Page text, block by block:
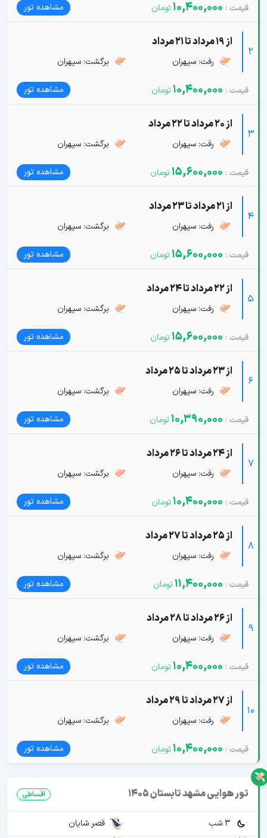
10,400,000 مشاهده تور
2
از 19 مرداد تا 21 مرداد
رفت: سپهران برگشت: سپهران
10,400,000 مشاهده تور
3
از 20 مرداد تا 22 مرداد
رفت: سپهران برگشت: سپهران
15,600,000 مشاهده تور
4
از 21 مرداد تا 23 مرداد
رفت: سپهران برگشت: سپهران
15,600,000 مشاهده تور
5
از 22 مرداد تا 24 مرداد
رفت: سپهران برگشت: سپهران
15,600,000 مشاهده تور
6
از 23 مرداد تا 25 مرداد
رفت: سپهران برگشت: سپهران
10,390,000 مشاهده تور
7
از 24 مرداد تا 26 مرداد
رفت: سپهران برگشت: سپهران
10,400,000 مشاهده تور
8
از 25 مرداد تا 27 مرداد
رفت: سپهران برگشت: سپهران
11,400,000 مشاهده تور
9
از 26 مرداد تا 28 مرداد
رفت: سپهران برگشت: سپهران
10,400,000 مشاهده تور
10
از 27 مرداد تا 29 مرداد
رفت: سپهران برگشت: سپهران
10,400,000 مشاهده تور
تور هوایی مشهد تابستان 1405 اقساطی
3 شب
قصر شایان